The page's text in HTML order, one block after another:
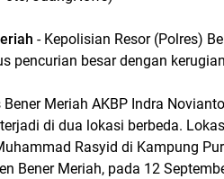
- Kepolisian Resor (Polres)
pencurian besar dengan
Bener Meriah AKBP Indra
di dua lokasi berbeda.
Rasyid di Kampung
Bener Meriah, pada 12